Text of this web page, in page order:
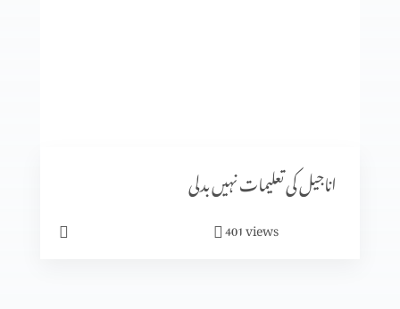
دور کریں یا عبور کریں (حصہ 2)
اناجیل کی تعلیمات نہیں بدلی
401views